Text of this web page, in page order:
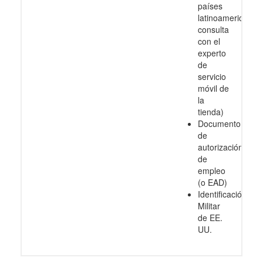
países
latinoamericanos,
consulta
con el
experto
de
servicio
móvil de
la
tienda)
Documento
de
autorización
de
empleo
(o EAD)
Identificación
Militar
de EE.
UU.